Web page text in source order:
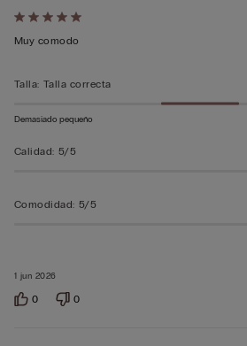
Calificación
de
sobre
1 jun 2026
Muy comodo
Talla: Talla correcta
Demasiado pequeño
Calidad: 5/5
Comodidad: 5/5
0 0